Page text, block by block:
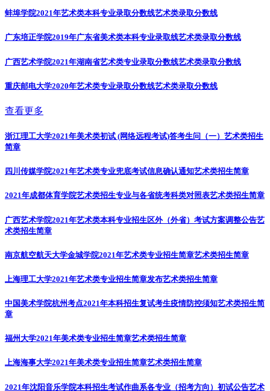
蚌埠学院2021年艺术类本科专业录取分数线艺术类录取分数线
广东培正学院2019年广东省美术类本科专业录取线艺术类录取分数线
广西艺术学院2021年湖南省艺术类专业录取分数线艺术类录取分数线
重庆邮电大学2020年艺术类专业录取分数线艺术类录取分数线
查看更多
浙江理工大学2021年美术类初试 (网络远程考试)答考生问（一） 艺术类招生
简章
四川传媒学院2021年艺术类专业兜底考试信息确认通知艺术类招生简章
2021年成都体育学院艺术类招生专业与各省统考科类对照表艺术类招生简章
广西艺术学院2021年艺术类本科专业招生区外（外省）考试方案调整公告艺
术类招生简章
南京航空航天大学金城学院2021年艺术类专业招生简章艺术类招生简章
上海理工大学2021年艺术类专业招生简章发布艺术类招生简章
中国美术学院杭州考点2021年本科招生复试考生疫情防控须知艺术类招生简
章
福州大学2021年美术类专业招生简章艺术类招生简章
上海海事大学2021年美术类专业招生简章艺术类招生简章
2021年沈阳音乐学院本科招生考试作曲系各专业（招考方向）初试公告艺术